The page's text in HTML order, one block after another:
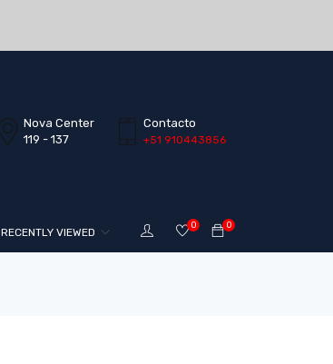
Nova Center
119 - 137
Contacto
+51 910443856
0
0
RECENTLY VIEWED